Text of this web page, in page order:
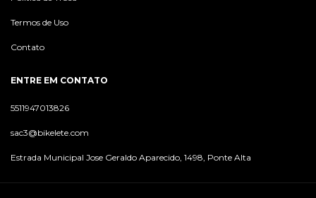
Termos de Uso
Contato
ENTRE EM CONTATO
5511947013826
sac3@bikelete.com
Estrada Municipal Jose Geraldo Aparecido, 1498, Ponte Alta